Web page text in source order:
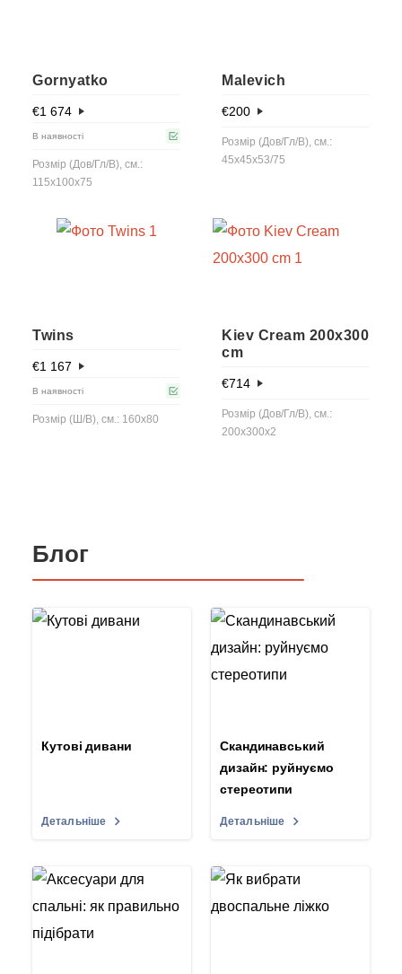
Gornyatko
€1 674
В наявності
Розмір (Дов/Гл/В), см.:
115x100x75
Malevich
€200
Розмір (Дов/Гл/В), см.:
45x45x53/75
Twins
€1 167
В наявності
Розмір (Ш/В), см.: 160x80
Kiev Cream 200x300
cm
€714
Розмір (Дов/Гл/В), см.:
200x300x2
Блог
Кутові дивани
Детальніше
Скандинавський
дизайн: руйнуємо
стереотипи
Детальніше